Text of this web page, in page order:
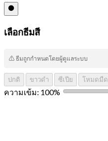
⚫
เลือกธีมสี
⚠️ ธีมถูกกำหนดโดยผู้ดูแลระบบ
ปกติ ขาวดำ ซีเปีย โหมดมืด
ความเข้ม: 100%